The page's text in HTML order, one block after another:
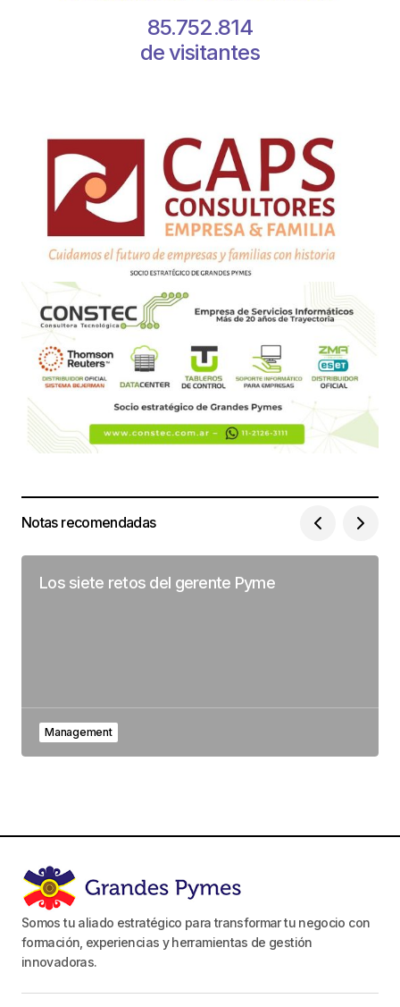
85.752.814
de visitantes
Notas recomendadas
Los siete retos del gerente Pyme
Management
Somos tu aliado estratégico para transformar tu negocio con
formación, experiencias y herramientas de gestión
innovadoras.